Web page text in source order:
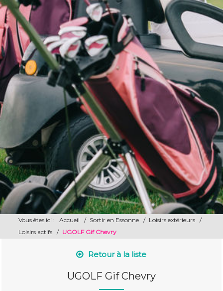
Vous êtes ici : Accueil / Sortir en Essonne / Loisirs extérieurs
/
Loisirs actifs
/ UGOLF Gif Chevry
Retour à la liste
UGOLF Gif Chevry